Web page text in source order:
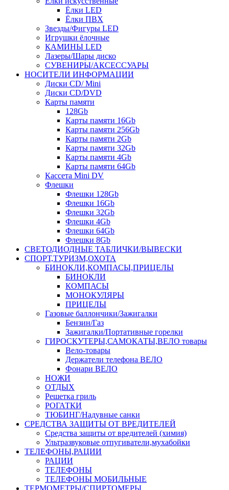
Ёлки LED
Ёлки ПВХ
Звезды/Фигуры LED
Игрушки ёлочные
КАМИНЫ LED
Лазеры/Шары диско
СУВЕНИРЫ/АКСЕССУАРЫ
НОСИТЕЛИ ИНФОРМАЦИИ
Диски CD/ Mini
Диски CD/DVD
Карты памяти
128Gb
Карты памяти 16Gb
Карты памяти 256Gb
Карты памяти 2Gb
Карты памяти 32Gb
Карты памяти 4Gb
Карты памяти 64Gb
Кассета Mini DV
Флешки
Флешки 128Gb
Флешки 16Gb
Флешки 32Gb
Флешки 4Gb
Флешки 64Gb
Флешки 8Gb
СВЕТОДИОДНЫЕ ТАБЛИЧКИ/ВЫВЕСКИ
СПОРТ,ТУРИЗМ,ОХОТА
БИНОКЛИ,КОМПАСЫ,ПРИЦЕЛЫ
БИНОКЛИ
КОМПАСЫ
МОНОКУЛЯРЫ
ПРИЦЕЛЫ
Газовые баллончики/Зажигалки
Бензин/Газ
Зажигалки/Портативные горелки
ГИРОСКУТЕРЫ,САМОКАТЫ,ВЕЛО товары
Вело-товары
Держатели телефона ВЕЛО
Фонари ВЕЛО
НОЖИ
ОТДЫХ
Решетка гриль
РОГАТКИ
ТЮБИНГ/Надувные санки
СРЕДСТВА ЗАЩИТЫ ОТ ВРЕДИТЕЛЕЙ
Средства защиты от вредителей (химия)
Ультразвуковые отпугиватели,мухабойки
ТЕЛЕФОНЫ,РАЦИИ
РАЦИИ
ТЕЛЕФОНЫ
ТЕЛЕФОНЫ МОБИЛЬНЫЕ
ТЕРМОМЕТРЫ/СПИРТОМЕРЫ